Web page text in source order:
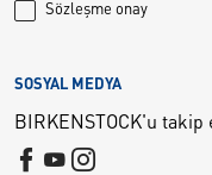
Sözleşme onay
SOSYAL MEDYA
BIRKENSTOCK'u takip